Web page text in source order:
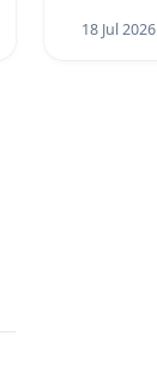
18 Jul 2026